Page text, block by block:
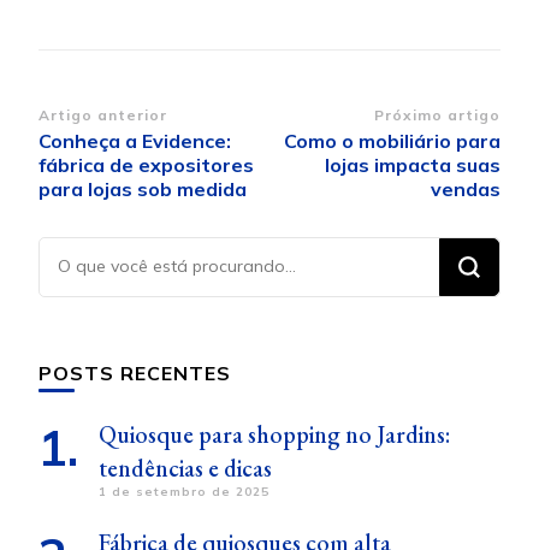
Navegação
de
post
Artigo anterior
Conheça a Evidence:
fábrica de expositores
para lojas sob medida
Próximo artigo
Como o mobiliário para
lojas impacta suas
vendas
Procurando
algo?
POSTS RECENTES
Quiosque para shopping no Jardins:
tendências e dicas
1 de setembro de 2025
Fábrica de quiosques com alta